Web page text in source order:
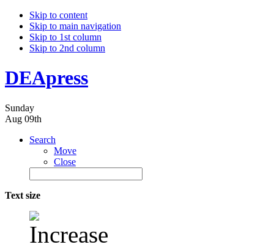
Skip to content
Skip to main navigation
Skip to 1st column
Skip to 2nd column
DEApress
Sunday
Aug 09th
Search
Move
Close
Text size